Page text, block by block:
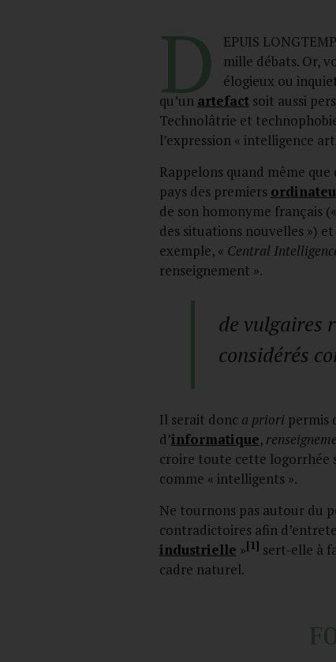
D EPUIS
mille débats. Or,
élogieux ou
qu’un artefactsoit aussi
Technolâtrie et
l’expression « intelligence
Rappelons quand même
pays des premiers
de son homonyme français
des situations nouvelles ») et
exemple, « Central
renseignement ».
de vulgaires
considérés
Il serait donc a priori permis
d’informatique,
croire toute cette logorrhée
comme « intelligents ».
Ne tournons pas autour du
contradictoires afin
industrielle »[1] sert-elle à
cadre naturel.